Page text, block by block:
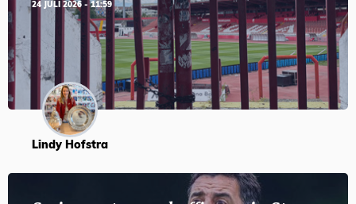
24 JULI 2026 - 11:59
Lindy Hofstra